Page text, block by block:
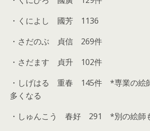
・くによし 國芳 1136
・さだのぶ 貞信 269件
・さだます 貞升 102件
・しげはる 重春 145件 *専業の絵
多くなる
・しゅんこう 春好 291 *別の絵師